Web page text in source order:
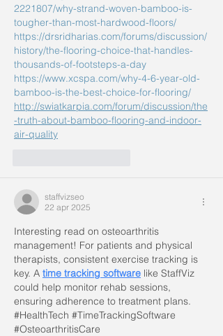
2221807/why-strand-woven-bamboo-is-
tougher-than-most-hardwood-floors/
https://drsridharias.com/forums/discussion/
history/the-flooring-choice-that-handles-
thousands-of-footsteps-a-day
https://www.xcspa.com/why-4-6-year-old-
bamboo-is-the-best-choice-for-flooring/
http://swiatkarpia.com/forum/discussion/the
-truth-about-bamboo-flooring-and-indoor-
air-quality
staffvizseo
22 apr 2025
Interesting read on osteoarthritis
management! For patients and physical
therapists, consistent exercise tracking is
key. A time tracking software like StaffViz
could help monitor rehab sessions,
ensuring adherence to treatment plans.
#HealthTech #TimeTrackingSoftware
#OsteoarthritisCare